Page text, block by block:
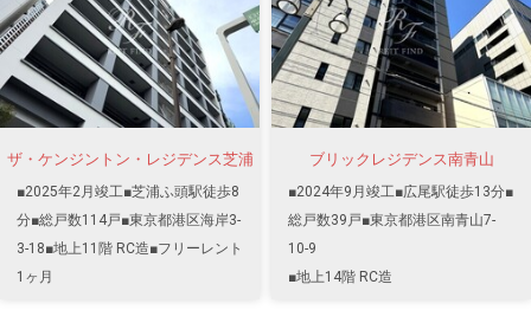
ザ・ケンジントン・レジデンス芝浦
■2025年2月竣工■芝浦ふ頭駅徒歩8
分■総戸数114戸■東京都港区海岸3-
3-18■地上11階 RC造■フリーレント
1ヶ月
ブリックレジデンス南青山
■2024年9月竣工■広尾駅徒歩13分■
総戸数39戸■東京都港区南青山7-
10-9
■地上14階 RC造